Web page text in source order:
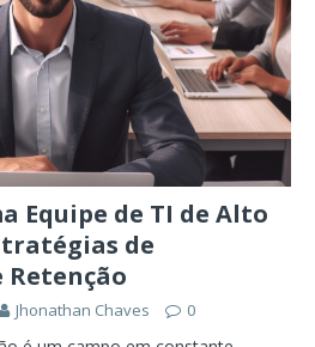
Equipe de TI de Alto
de
Jhonathan Chaves 0